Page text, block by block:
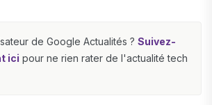
de Google Actualités ? Suivez-
ici pour ne rien rater de l'actualité tech